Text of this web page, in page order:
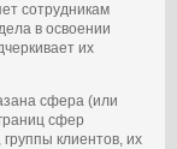
сотрудникам
в освоении
их
сфера (или
сфер
клиентов, их